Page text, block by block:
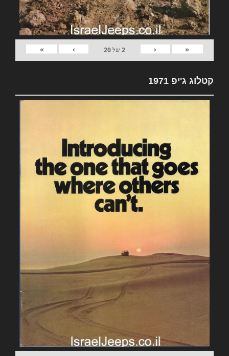
«
‹
2של20
›
»
קטלוג ג'יפ 1971